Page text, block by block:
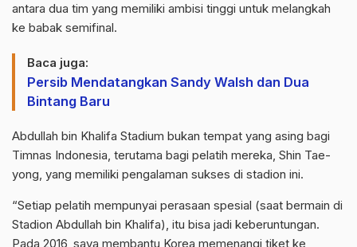
antara dua tim yang memiliki ambisi tinggi untuk melangkah
ke babak semifinal.
Baca juga:
Persib Mendatangkan Sandy Walsh dan Dua
Bintang Baru
Abdullah bin Khalifa Stadium bukan tempat yang asing bagi
Timnas Indonesia, terutama bagi pelatih mereka, Shin Tae-
yong, yang memiliki pengalaman sukses di stadion ini.
“Setiap pelatih mempunyai perasaan spesial (saat bermain di
Stadion Abdullah bin Khalifa), itu bisa jadi keberuntungan.
Pada 2016, saya membantu Korea memenangi tiket ke